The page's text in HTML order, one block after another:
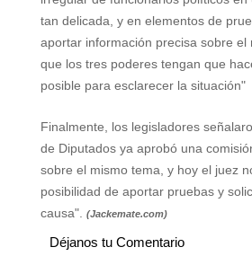
tan delicada, y en elementos de
aportar información precisa sobre el
que los tres poderes tengan que
posible para esclarecer la situación"
Finalmente, los legisladores
de Diputados ya aprobó una
sobre el mismo tema, y hoy el juez
posibilidad de aportar pruebas y
causa".
(Jackemate.com)
Déjanos tu Comentario